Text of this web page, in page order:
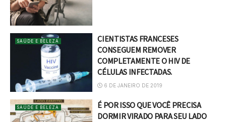
SAÚDE E BELEZA
CIENTISTAS FRANCESES
CONSEGUEM REMOVER
COMPLETAMENTE O HIV DE
CÉLULAS INFECTADAS.
6 DE JANEIRO DE 2019
SAÚDE E BELEZA
É POR ISSO QUE VOCÊ PRECISA
DORMIR VIRADO PARA SEU LADO